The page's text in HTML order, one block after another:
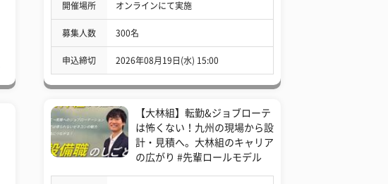
開催場所 オンラインにて実施
募集人数 300名
申込締切 2026年08月19日(水) 15:00
【大林組】転勤&ジョブローテ
は怖くない！九州の現場から設
計・見積へ。大林組のキャリア
の広がり #先輩ロールモデル